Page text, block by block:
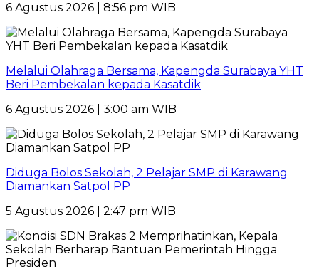
6 Agustus 2026 | 8:56 pm WIB
Melalui Olahraga Bersama, Kapengda Surabaya YHT
Beri Pembekalan kepada Kasatdik
6 Agustus 2026 | 3:00 am WIB
Diduga Bolos Sekolah, 2 Pelajar SMP di Karawang
Diamankan Satpol PP
5 Agustus 2026 | 2:47 pm WIB